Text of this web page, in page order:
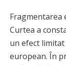
Fragmentarea
Curtea a
un efect
european. În